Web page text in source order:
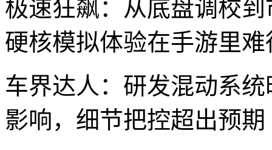
极速狂飙：从底盘调校
硬核模拟体验在手游里难
车界达人：研发混动系
影响，细节把控超出预期